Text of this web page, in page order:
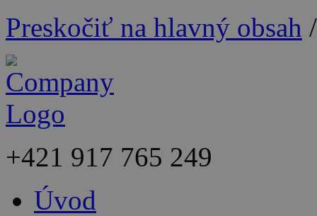
Preskočiť na hlavný obsah
+421 917 765 249
Úvod